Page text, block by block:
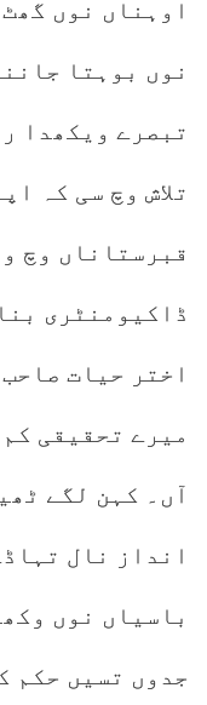
اوہناں نوں
نوں بوہتا
تبصرے ویکھدا
تلاش وچ سی کہ
قبرستاناں وچ
ڈاکیومنٹری
اختر حیات
میرے تحقیقی
آں۔ کہن لگے
انداز نال
باسیاں نوں
جدوں تسیں حکم